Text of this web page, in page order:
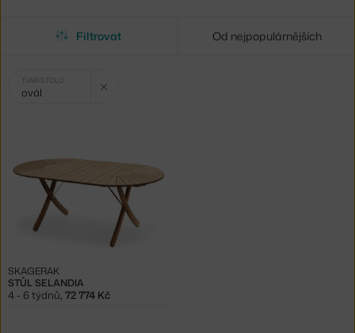
Filtrovat Od nejpopulárnějších
Vybrané
filtry:
TVAR STOLU
ovál
STŮL SELANDIA
SKAGERAK
4 - 6 týdnů 72 774 Kč